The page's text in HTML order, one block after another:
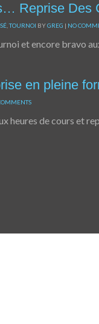
Reprise Des
,TOURNOI BYGREG | NO
et encore bravo
en pleine
heures de cours et